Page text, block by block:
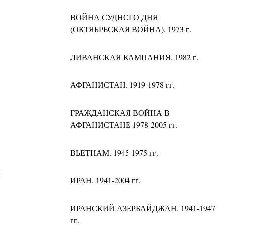
ВОЙНА СУДНОГО ДНЯ
(ОКТЯБРЬСКАЯ ВОЙНА). 1973 г.
ЛИВАНСКАЯ КАМПАНИЯ. 1982 г.
АФГАНИСТАН. 1919-1978 гг.
ГРАЖДАНСКАЯ ВОЙНА В
АФГАНИСТАНЕ 1978-2005 гг.
ВЬЕТНАМ. 1945-1975 гг.
ИРАН. 1941-2004 гг.
ИРАНСКИЙ АЗЕРБАЙДЖАН. 1941-1947
гг.